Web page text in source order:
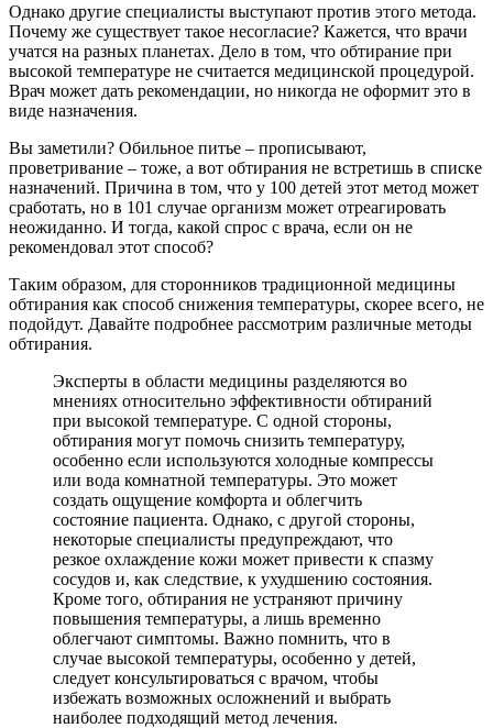
Однако другие специалисты выступают против этого метода.
Почему же существует такое несогласие? Кажется, что врачи
учатся на разных планетах. Дело в том, что обтирание при
высокой температуре не считается медицинской процедурой.
Врач может дать рекомендации, но никогда не оформит это в
виде назначения.
Вы заметили? Обильное питье – прописывают,
проветривание – тоже, а вот обтирания не встретишь в списке
назначений. Причина в том, что у 100 детей этот метод может
сработать, но в 101 случае организм может отреагировать
неожиданно. И тогда, какой спрос с врача, если он не
рекомендовал этот способ?
Таким образом, для сторонников традиционной медицины
обтирания как способ снижения температуры, скорее всего, не
подойдут. Давайте подробнее рассмотрим различные методы
обтирания.
Эксперты в области медицины разделяются во
мнениях относительно эффективности обтираний
при высокой температуре. С одной стороны,
обтирания могут помочь снизить температуру,
особенно если используются холодные компрессы
или вода комнатной температуры. Это может
создать ощущение комфорта и облегчить
состояние пациента. Однако, с другой стороны,
некоторые специалисты предупреждают, что
резкое охлаждение кожи может привести к спазму
сосудов и, как следствие, к ухудшению состояния.
Кроме того, обтирания не устраняют причину
повышения температуры, а лишь временно
облегчают симптомы. Важно помнить, что в
случае высокой температуры, особенно у детей,
следует консультироваться с врачом, чтобы
избежать возможных осложнений и выбрать
наиболее подходящий метод лечения.